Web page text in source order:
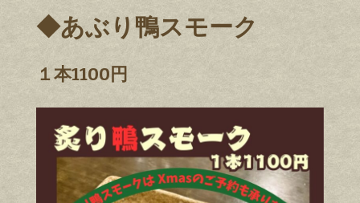
◆あぶり鴨スモーク
１本1100円